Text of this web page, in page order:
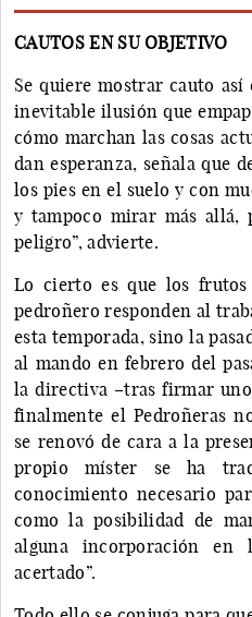
CAUTOS EN SU OBJETIVO
Se quiere mostrar cauto así
inevitable ilusión que
cómo marchan las cosas
dan esperanza, señala que
los pies en el suelo y con
y tampoco mirar más allá,
peligro”, advierte.
Lo cierto es que los
pedroñero responden al
esta temporada, sino la
al mando en febrero del
la directiva –tras firmar
finalmente el Pedroñeras
se renovó de cara a la
propio míster se ha
conocimiento necesario
como la posibilidad de
alguna incorporación en
acertado”.